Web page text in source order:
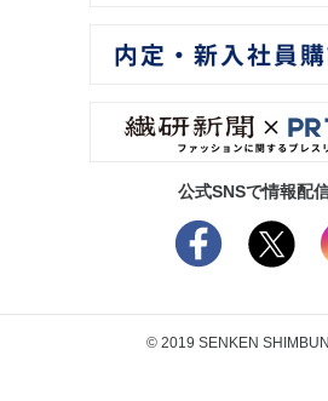
公式SNSで情報配
© 2019 SENKEN